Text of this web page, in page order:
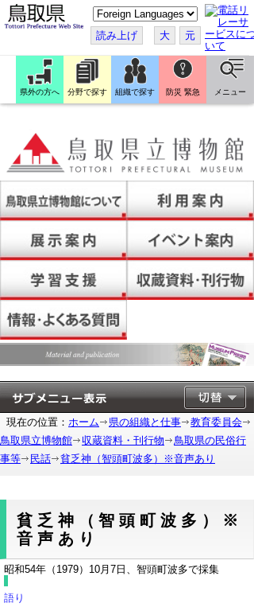
こ
の
ペ
ー
ジ
翻
訳
す
読み上げ 大 元
県外の方へ 分野で探す 組織で探す 防災 緊急 メニュー
現在の位置： ホーム 県の組織と仕事
教育委員会
鳥取県立博物館
収蔵資料・刊行物
鳥取県の民俗行
事等
民話 貧乏神（智頭町波多）※音声あり
貧乏神（智頭町波多）※
音声あり
昭和54年（1979）10月7日、智頭町波多で採集
語り